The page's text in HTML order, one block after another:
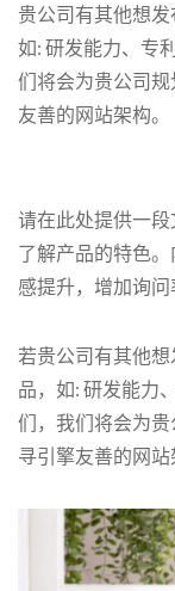
贵公司有其他想发
如: 研发能力、专
们将会为贵公司
友善的网站架构。
请在此处提供一
了解产品的特色
感提升，增加询问
若贵公司有其他
品，如: 研发能力
们，我们将会为
寻引擎友善的网站